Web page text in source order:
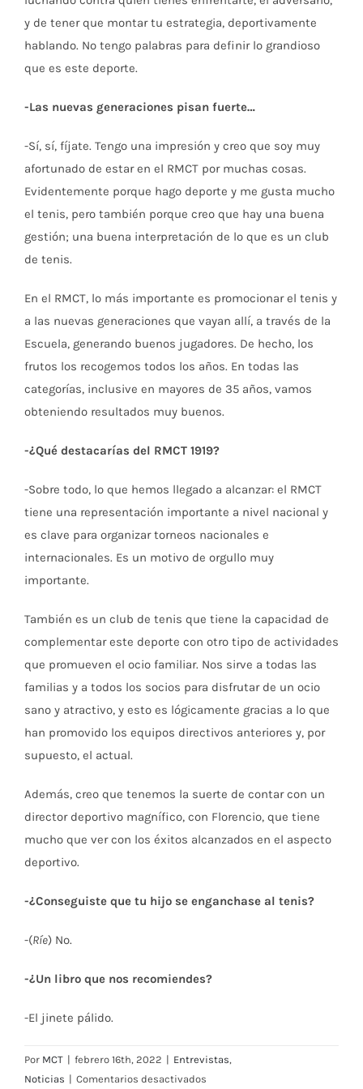
y de tener que montar tu estrategia, deportivamente
hablando. No tengo palabras para definir lo grandioso
que es este deporte.
-Las nuevas generaciones pisan fuerte…
-Sí, sí, fíjate. Tengo una impresión y creo que soy muy
afortunado de estar en el RMCT por muchas cosas.
Evidentemente porque hago deporte y me gusta mucho
el tenis, pero también porque creo que hay una buena
gestión; una buena interpretación de lo que es un club
de tenis.
En el RMCT, lo más importante es promocionar el tenis y
a las nuevas generaciones que vayan allí, a través de la
Escuela, generando buenos jugadores. De hecho, los
frutos los recogemos todos los años. En todas las
categorías, inclusive en mayores de 35 años, vamos
obteniendo resultados muy buenos.
-¿Qué destacarías del RMCT 1919?
-Sobre todo, lo que hemos llegado a alcanzar: el RMCT
tiene una representación importante a nivel nacional y
es clave para organizar torneos nacionales e
internacionales. Es un motivo de orgullo muy
importante.
También es un club de tenis que tiene la capacidad de
complementar este deporte con otro tipo de actividades
que promueven el ocio familiar. Nos sirve a todas las
familias y a todos los socios para disfrutar de un ocio
sano y atractivo, y esto es lógicamente gracias a lo que
han promovido los equipos directivos anteriores y, por
supuesto, el actual.
Además, creo que tenemos la suerte de contar con un
director deportivo magnífico, con Florencio, que tiene
mucho que ver con los éxitos alcanzados en el aspecto
deportivo.
-¿Conseguiste que tu hijo se enganchase al tenis?
-(Ríe) No.
-¿Un libro que nos recomiendes?
-El jinete pálido.
Por MCT | febrero 16th, 2022 | Entrevistas,
Noticias | Comentarios desactivados